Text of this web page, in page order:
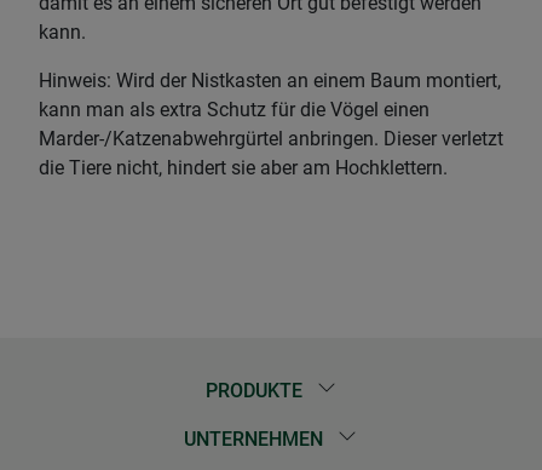
kann.
Hinweis: Wird der Nistkasten an einem Baum montiert,
kann man als extra Schutz für die Vögel einen
Marder-/Katzenabwehrgürtel anbringen. Dieser verletzt
die Tiere nicht, hindert sie aber am Hochklettern.
PRODUKTE
UNTERNEHMEN